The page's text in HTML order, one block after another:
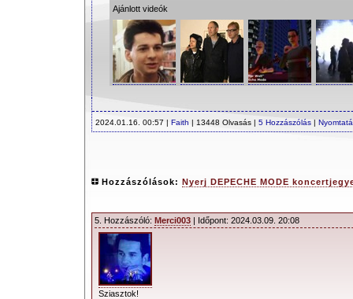
Ajánlott videók
2024.01.16. 00:57 | Faith | 13448 Olvasás | 5 Hozzászólás |
Hozzászólások: Nyerj DEPECHE MODE
5. Hozzászóló: Merci003 | Időpont: 2024.03.09. 20:08
Sziasztok!